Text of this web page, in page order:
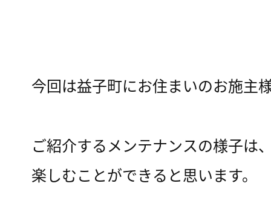
今回は益子町にお住まいのお施主
ご紹介するメンテナンスの様子は
楽しむことができると思います。